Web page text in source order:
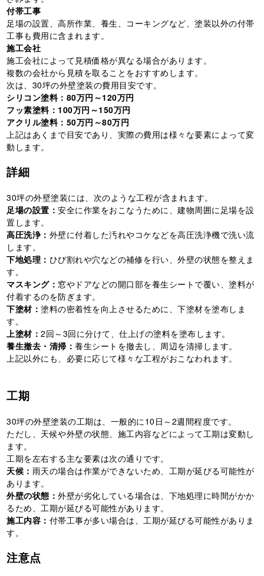
付帯工事
足場の設置、高所作業、養生、コーキングなど、塗装以外の付帯
工事も費用に含まれます。
施工会社
施工会社によって見積価格が異なる場合があります。
複数の会社から見積を取ることをおすすめします。
次は、30坪の外壁塗装の費用目安です。
シリコン塗料：80万円～120万円
フッ素塗料：100万円～150万円
アクリル塗料：50万円～80万円
上記はあくまで目安であり、実際の費用は様々な要素によって変
動します。
詳細
30坪の外壁塗装には、次のような工程が含まれます。
足場の設置：安全に作業をおこなうために、建物周囲に足場を設
置します。
高圧洗浄： 外壁に付着した汚れやコケなどを高圧洗浄機で洗い流
します。
下地処理： ひび割れや穴などの補修を行い、外壁の状態を整えま
す。
マスキング： 窓やドアなどの開口部を養生シートで覆い、塗料が
付着するのを防ぎます。
下塗材：塗料の密着性を向上させるために、下塗材を塗布しま
す。
上塗材：2回～3回に分けて、仕上げの塗料を塗布します。
養生撤去・清掃：養生シートを撤去し、周辺を清掃します。
上記以外にも、必要に応じて様々な工程がおこなわれます。
工期
30坪の外壁塗装の工期は、一般的に10日～2週間程度です。
ただし、天候や外壁の状態、施工内容などによって工期は変動し
ます。
工期を左右する主な要素は次の通りです。
天候： 雨天の場合は作業ができないため、工期が延びる可能性が
あります。
外壁の状態：外壁が劣化している場合は、下地処理に時間がかか
るため、工期が延びる可能性があります。
施工内容： 付帯工事が多い場合は、工期が延びる可能性がありま
す。
注意点